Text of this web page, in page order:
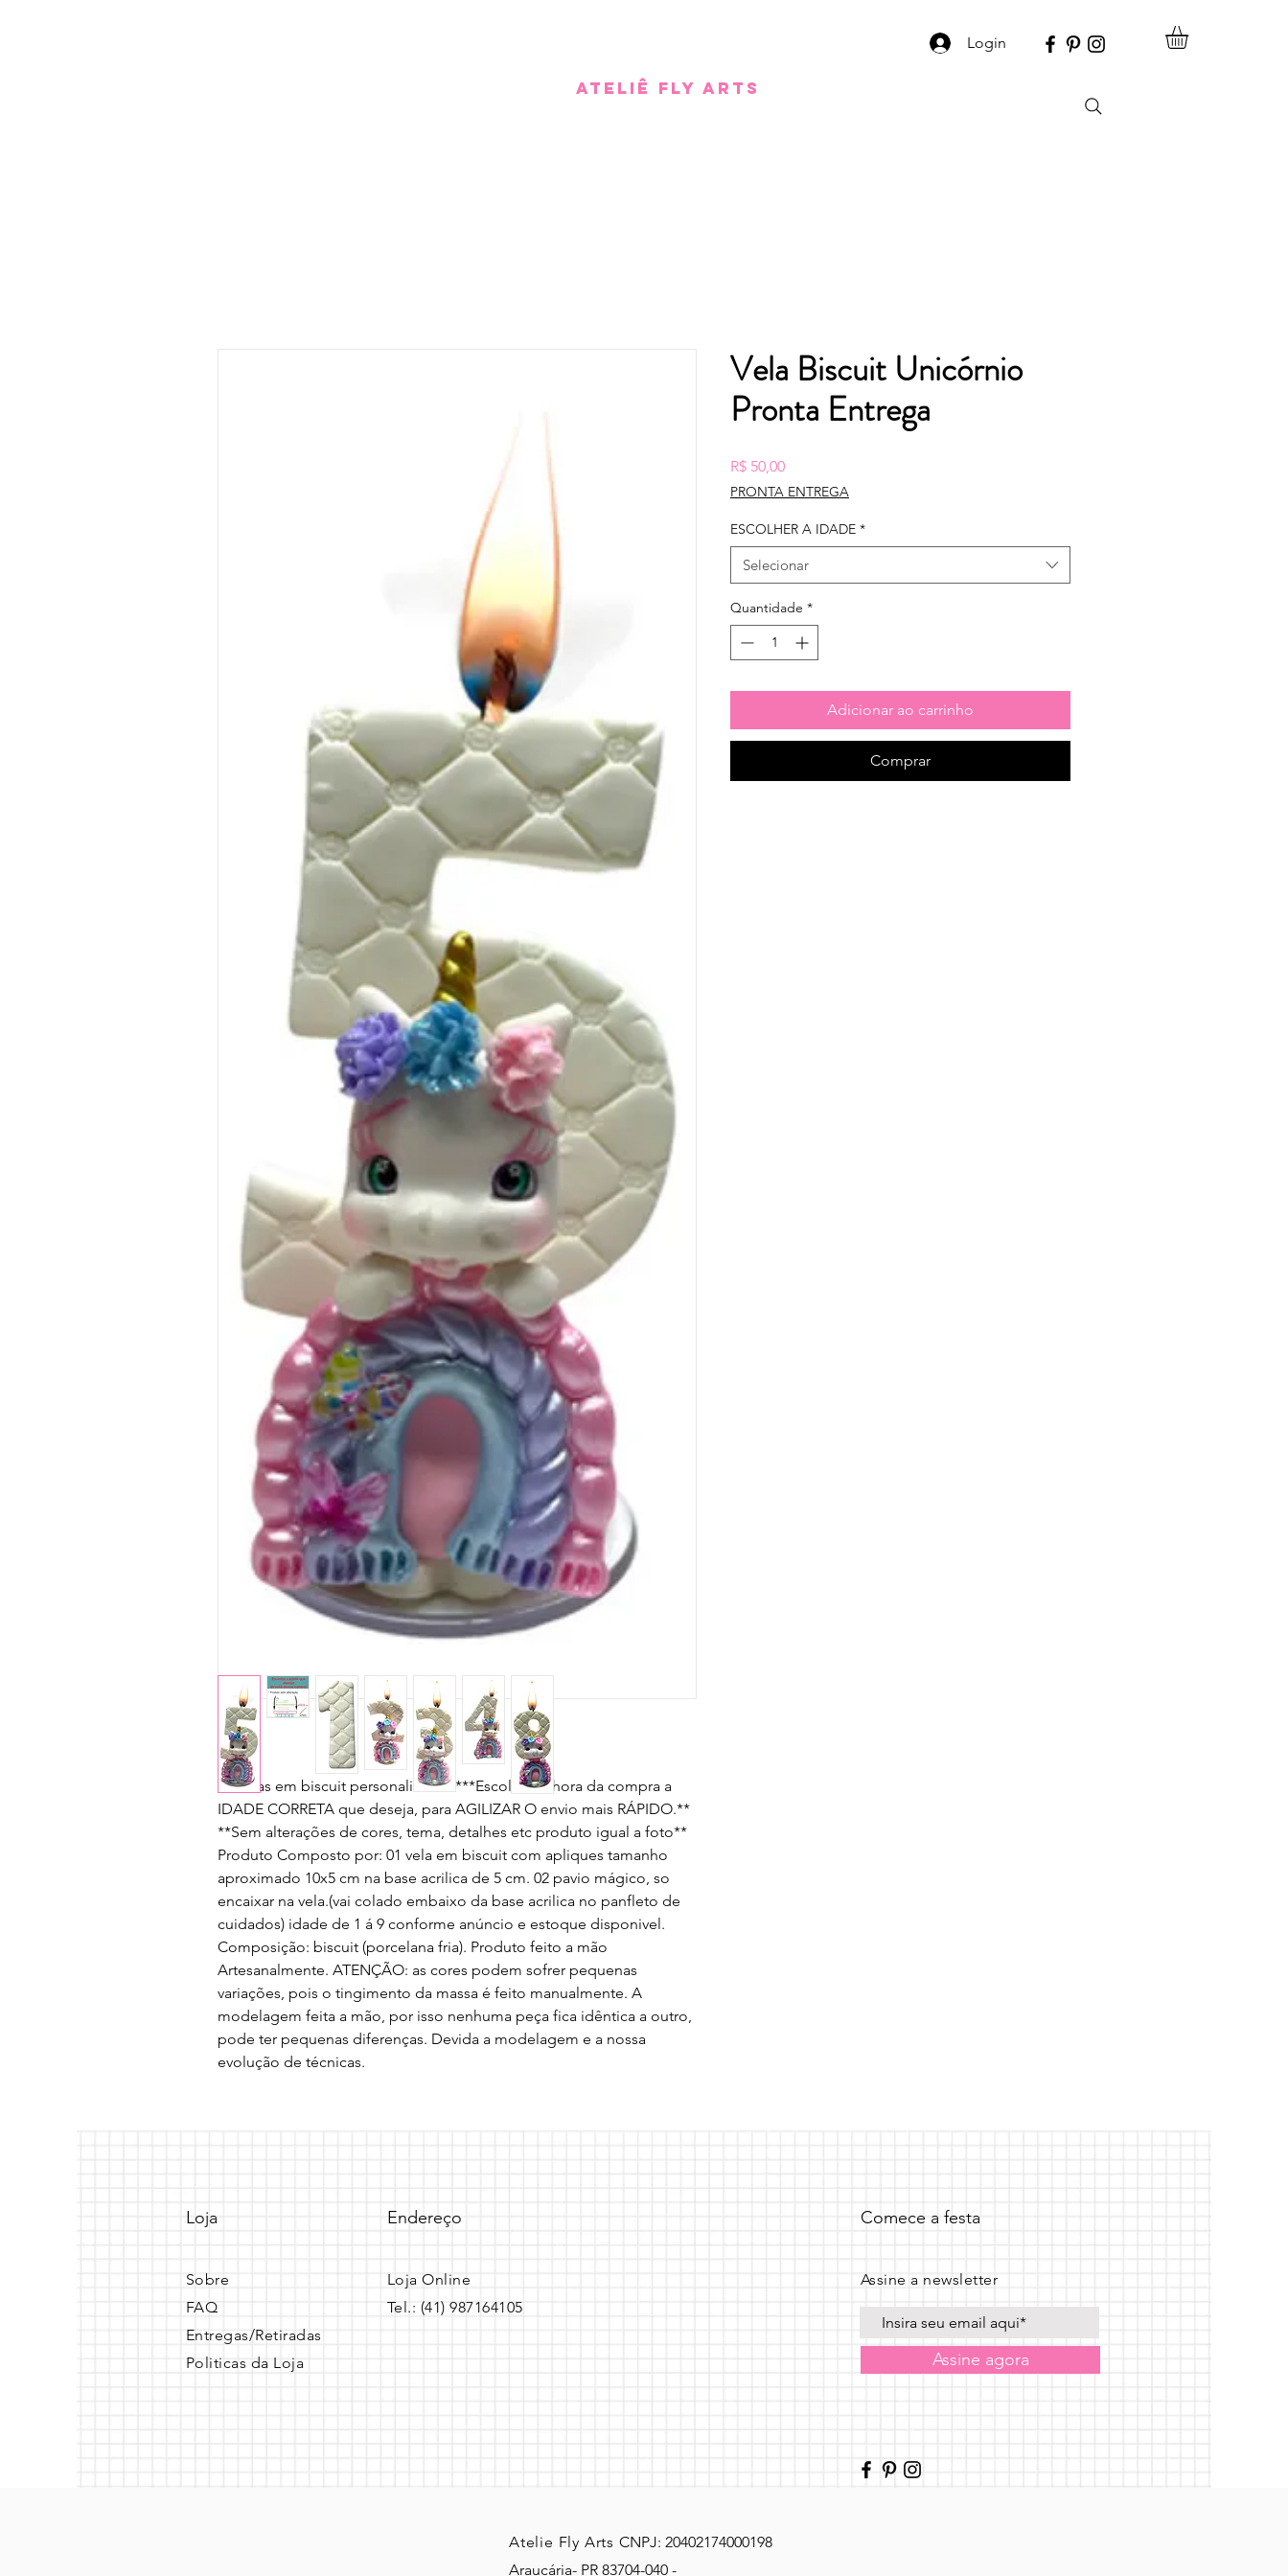
Login
Ateliê Fly Arts
-> Velas em biscuit personalizadas ***Escolha na hora da compra a
IDADE CORRETA que deseja, para AGILIZAR O envio mais RÁPIDO.**
**Sem alterações de cores, tema, detalhes etc produto igual a foto**
Produto Composto por: 01 vela em biscuit com apliques tamanho
aproximado 10x5 cm na base acrilica de 5 cm. 02 pavio mágico, so
encaixar na vela.(vai colado embaixo da base acrilica no panfleto de
cuidados) idade de 1 á 9 conforme anúncio e estoque disponivel.
Composição: biscuit (porcelana fria). Produto feito a mão
Artesanalmente. ATENÇÃO: as cores podem sofrer pequenas
variações, pois o tingimento da massa é feito manualmente. A
modelagem feita a mão, por isso nenhuma peça fica idêntica a outro,
pode ter pequenas diferenças. Devida a modelagem e a nossa
evolução de técnicas.
Vela Biscuit Unicórnio
Pronta Entrega
R$ 50,00Preço
PRONTA ENTREGA
ESCOLHER A IDADE *
Selecionar
Quantidade *
Adicionar ao carrinho
Comprar
Loja
Sobre
FAQ
Entregas/Retiradas
Politicas da Loja
Endereço
Loja Online
Tel.: (41) 987164105
Comece a festa
Assine a newsletter
Assine agora
Atelie Fly Arts CNPJ: 20402174000198
Araucária- PR 83704-040 -